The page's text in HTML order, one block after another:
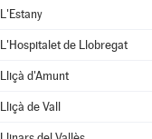
L'Estany
L'Hospitalet de Llobregat
Lliçà d'Amunt
Lliçà de Vall